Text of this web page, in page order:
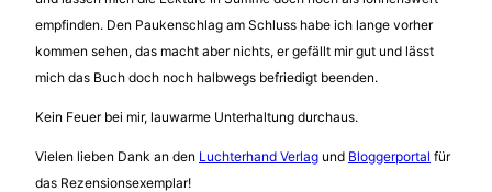
empfinden. Den Paukenschlag am Schluss habe ich lange vorher
kommen sehen, das macht aber nichts, er gefällt mir gut und lässt
mich das Buch doch noch halbwegs befriedigt beenden.
Kein Feuer bei mir, lauwarme Unterhaltung durchaus.
Vielen lieben Dank an den Luchterhand Verlag und Bloggerportal für
das Rezensionsexemplar!